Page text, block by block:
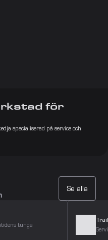
för
specialiserad på service och
Se alla
tunga